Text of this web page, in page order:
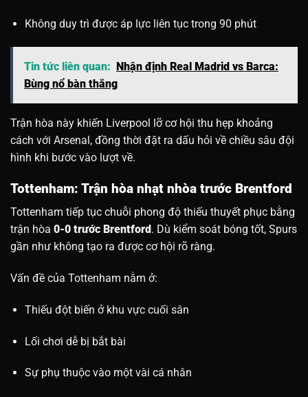
Không duy trì được áp lực liên tục trong 90 phút
Tin tức liên quan: Nhận định Real Madrid vs Barca:
Bùng nổ bàn thắng
Trận hòa này khiến Liverpool lỡ cơ hội thu hẹp khoảng
cách với Arsenal, đồng thời đặt ra dấu hỏi về chiều sâu đội
hình khi bước vào lượt về.
Tottenham: Trận hòa nhạt nhòa trước Brentford
Tottenham tiếp tục chuỗi phong độ thiếu thuyết phục bằng
trận hòa 0-0 trước Brentford. Dù kiểm soát bóng tốt, Spurs
gần như không tạo ra được cơ hội rõ ràng.
Vấn đề của Tottenham nằm ở:
Thiếu đột biến ở khu vực cuối sân
Lối chơi dễ bị bắt bài
Sự phụ thuộc vào một vài cá nhân